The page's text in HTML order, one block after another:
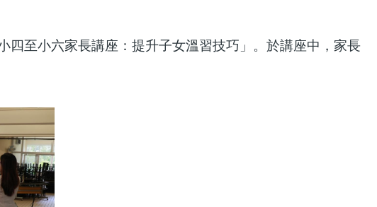
至小六家長講座：提升子女溫習技巧」。於講座中，家長